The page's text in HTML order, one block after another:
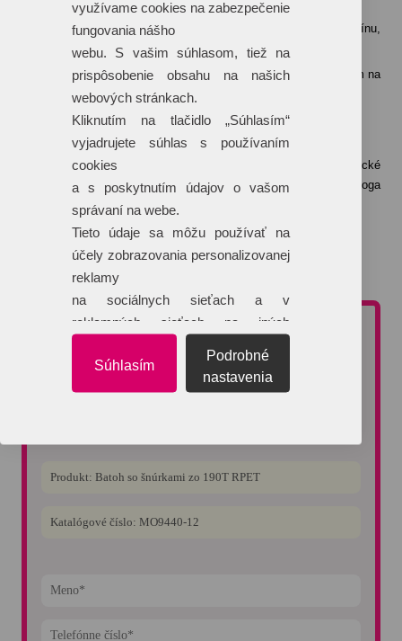
Celková produkcia bude realizovaná podľa konkrétneho termínu,
ktorý je uvedený v cenovej ponuke.
Konkrétny termín dodania je uvedený vždy individuálne vzhľadom na
aktuálny harmonogram tlače vybranej technológie.
Čo ak nemám logo v krivkách?
Logo do tlačového a teda krivkového formátu Vám naše grafické
štúdio dokáže „prekresliť“ na základe zaslaného iného formátu loga
(napríklad JPG formát).
Táto služba je spoplatnená sumou 25 €/hodina grafických prác.
Viac o technológiách potlače >>
NEZÁVÄZNÁ CENOVÁ PONUKA
Potrebujete poradiť pri výbere reklamného predmetu alebo
typu potlače?
využívame cookies na zabezpečenie
fungovania nášho
webu. S vašim súhlasom, tiež na
prispôsobenie obsahu na našich
webových stránkach.
Kliknutím na tlačidlo „Súhlasím“
vyjadrujete súhlas s používaním
cookies
a s poskytnutím údajov o vašom
správaní na webe.
Tieto údaje sa môžu používať na
účely zobrazovania personalizovanej
reklamy
na sociálnych sieťach a v
reklamných sieťach na iných
Súhlasím
Podrobné
nastavenia